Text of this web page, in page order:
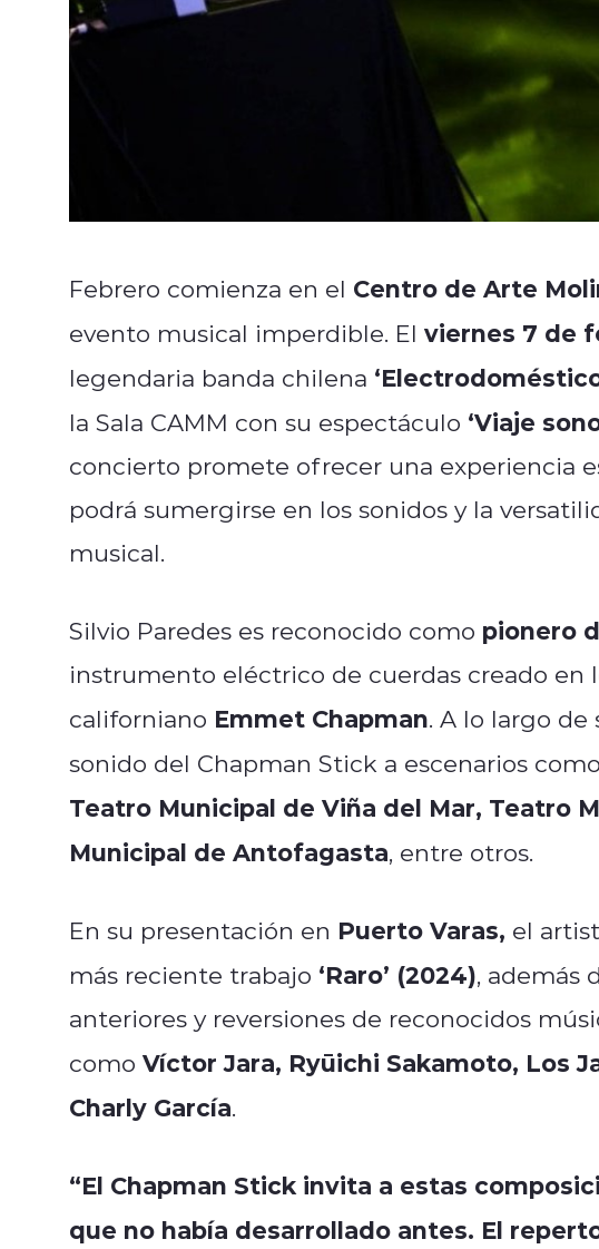
Febrero comienza en el Centro de Arte
evento musical imperdible. El viernes 7 de
legendaria banda chilena
la Sala CAMM con su espectáculo ‘Viaje
concierto promete ofrecer una experiencia
podrá sumergirse en los sonidos y la
musical.
Silvio Paredes es reconocido como pionero
instrumento eléctrico de cuerdas creado en
californiano Emmet Chapman. A lo largo de
sonido del Chapman Stick a escenarios
Teatro Municipal de Viña del Mar, Teatro
Municipal de Antofagasta, entre otros.
En su presentación en Puerto Varas, el
más reciente trabajo ‘Raro’ (2024), además
anteriores y reversiones de reconocidos
como Víctor Jara, Ryūichi Sakamoto, Los
Charly García.
“El Chapman Stick invita a estas
que no había desarrollado antes. El